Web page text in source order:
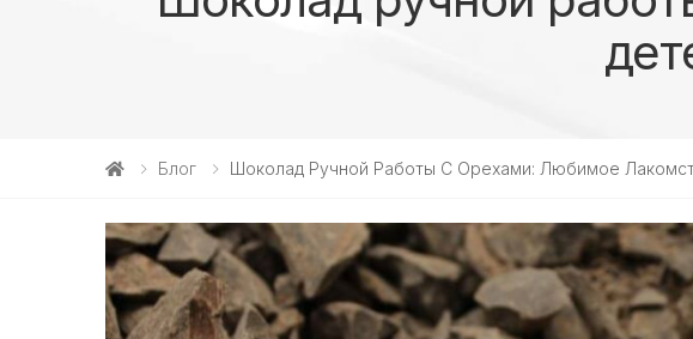
Блог Шоколад Ручной Работы С Орехами: Любимое